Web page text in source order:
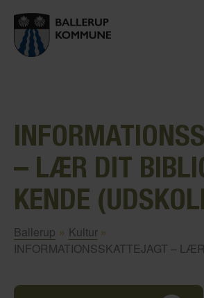
– LÆR DIT
KENDE
Ballerup » Kultur »
INFORMATIONSSKATTEJAGT –